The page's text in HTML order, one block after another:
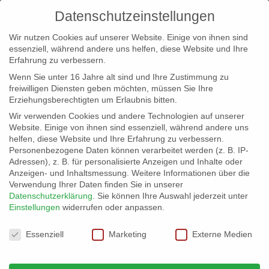
info@erfolgreich-events.de
+4940 46 777 230
Datenschutzeinstellungen
Wir nutzen Cookies auf unserer Website. Einige von ihnen sind
essenziell, während andere uns helfen, diese Website und Ihre
Erfahrung zu verbessern.
Wenn Sie unter 16 Jahre alt sind und Ihre Zustimmung zu
freiwilligen Diensten geben möchten, müssen Sie Ihre
Erziehungsberechtigten um Erlaubnis bitten.
Wir verwenden Cookies und andere Technologien auf unserer
Website. Einige von ihnen sind essenziell, während andere uns
helfen, diese Website und Ihre Erfahrung zu verbessern.
Personenbezogene Daten können verarbeitet werden (z. B. IP-
Adressen), z. B. für personalisierte Anzeigen und Inhalte oder
Anzeigen- und Inhaltsmessung. Weitere Informationen über die
Verwendung Ihrer Daten finden Sie in unserer
Datenschutzerklärung
Sie können Ihre Auswahl jederzeit unter
Einstellungen widerrufen oder anpassen.
Datenschutzeinstellungen
Essenziell Marketing Externe Medien